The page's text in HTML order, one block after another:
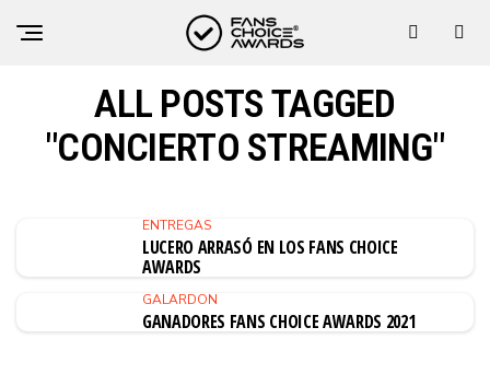
ALL POSTS TAGGED
"CONCIERTO STREAMING"
ENTREGAS
LUCERO ARRASÓ EN LOS FANS CHOICE
AWARDS
GALARDON
GANADORES FANS CHOICE AWARDS 2021